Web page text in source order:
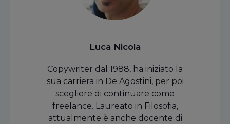
Luca Nicola
Copywriter dal 1988, ha iniziato la
sua carriera in De Agostini, per poi
scegliere di continuare come
freelance. Laureato in Filosofia,
attualmente è anche docente di